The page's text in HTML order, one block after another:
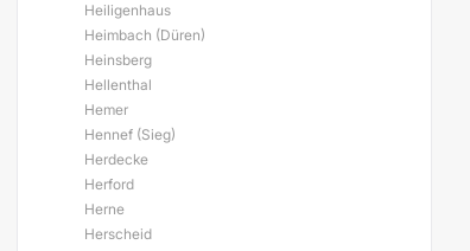
Heiligenhaus
Heimbach (Düren)
Heinsberg
Hellenthal
Hemer
Hennef (Sieg)
Herdecke
Herford
Herne
Herscheid